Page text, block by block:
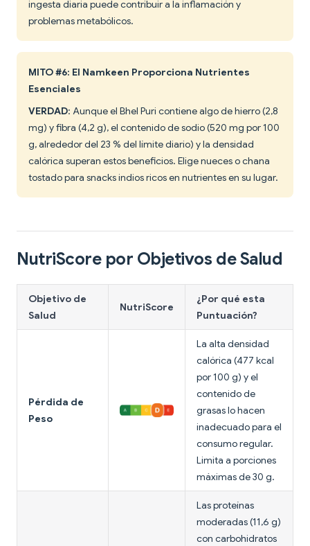
ingesta diaria puede contribuir a la inflamación y
problemas metabólicos.
MITO #6: El Namkeen Proporciona Nutrientes
Esenciales
VERDAD: Aunque el Bhel Puri contiene algo de hierro (2,8
mg) y fibra (4,2 g), el contenido de sodio (520 mg por 100
g, alrededor del 23 % del límite diario) y la densidad
calórica superan estos beneficios. Elige nueces o chana
tostado para snacks indios ricos en nutrientes en su lugar.
NutriScore por Objetivos de Salud
Objetivo de
Salud
NutriScore
¿Por qué esta
Puntuación?
Pérdida de
Peso
La alta densidad
calórica (477 kcal
por 100 g) y el
contenido de
grasas lo hacen
inadecuado para el
consumo regular.
Limita a porciones
máximas de 30 g.
Las proteínas
moderadas (11,6 g)
con carbohidratos